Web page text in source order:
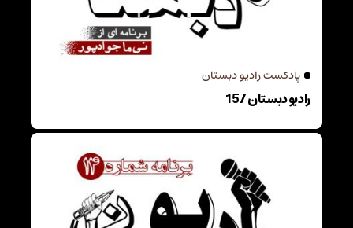
پادکست رادیو دبستان
رادیو دبستان / 15